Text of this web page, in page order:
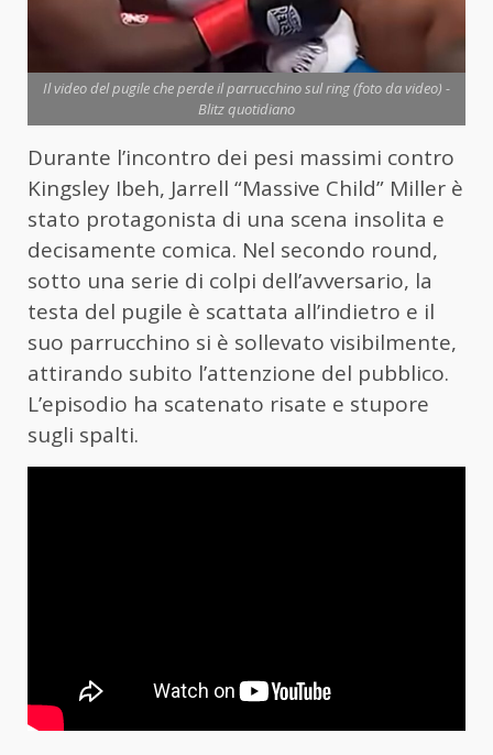
Il video del pugile che perde il parrucchino sul ring (foto da video) -
Blitz quotidiano
Durante l’incontro dei pesi massimi contro
Kingsley Ibeh, Jarrell “Massive Child” Miller è
stato protagonista di una scena insolita e
decisamente comica. Nel secondo round,
sotto una serie di colpi dell’avversario, la
testa del pugile è scattata all’indietro e il
suo parrucchino si è sollevato visibilmente,
attirando subito l’attenzione del pubblico.
L’episodio ha scatenato risate e stupore
sugli spalti.